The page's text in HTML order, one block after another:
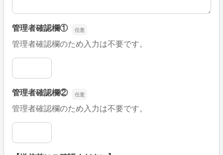
管理者確認欄①
管理者確認欄のため入力は不要です。
管理者確認欄①
管理者確認欄②
管理者確認欄のため入力は不要です。
管理者確認欄②